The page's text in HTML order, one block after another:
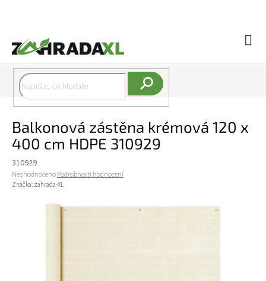
Balkonová zástěna krémová 120 x
400 cm HDPE 310929
310929
Průměrné hodnocení produktu je 0,0 z 5 hvězdiček.
NeohodnocenoPodrobnosti hodnocení
Značka: zahrada-XL